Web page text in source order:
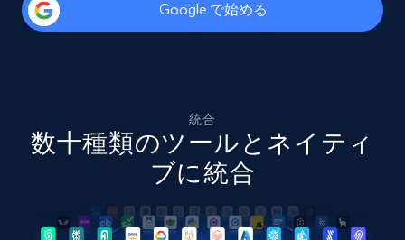
Google で始める
統合
数十種類のツールとネイティ
ブに統合